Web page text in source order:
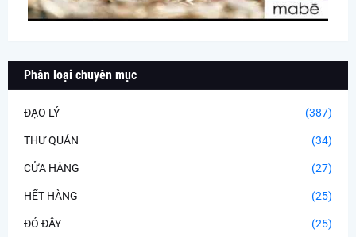
Phân loại chuyên mục
ĐẠO LÝ (387)
THƯ QUÁN (34)
CỬA HÀNG (27)
HẾT HÀNG (25)
ĐÓ ĐÂY (25)